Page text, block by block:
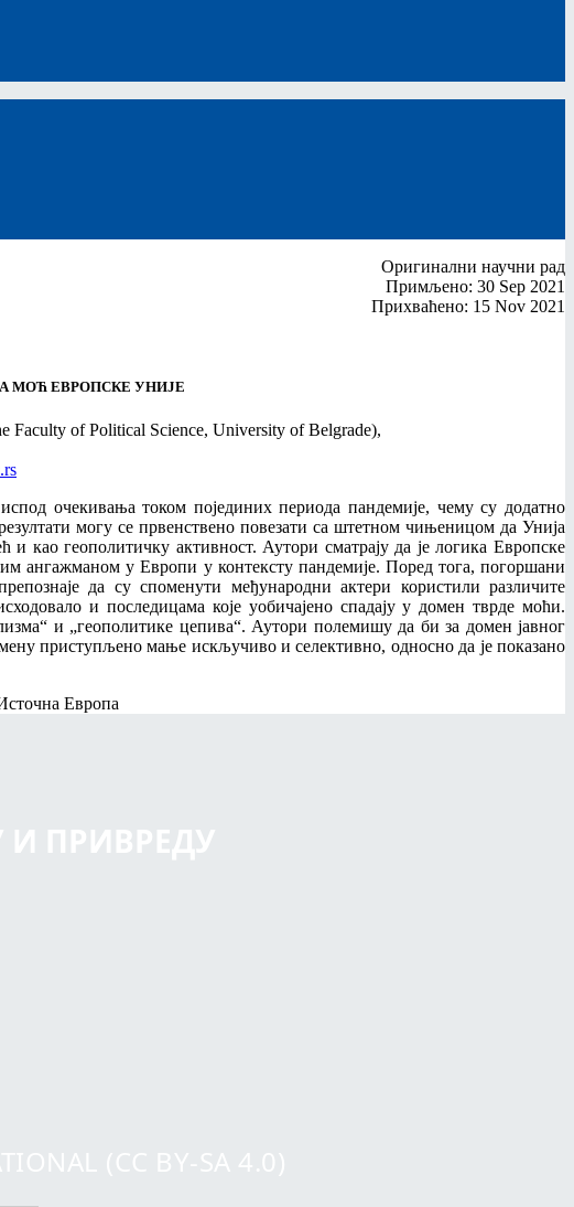
Оригинални научни рад
Примљено: 30 Sep 2021
Прихваћено: 15 Nov 2021
МОЋ ЕВРОПСКЕ УНИЈЕ
Faculty of Political Science, University of Belgrade),
очекивања током појединих периода пандемије, чему су додатно
могу се првенствено повезати са штетном чињеницом да Унија
као геополитичку активност. Аутори сматрају да је логика Европске
ангажманом у Европи у контексту пандемије. Поред тога, погоршани
да су споменути међународни актери користили различите
и последицама које уобичајено спадају у домен тврде моћи.
и „геополитике цепива“. Аутори полемишу да би за домен јавног
приступљено мање искључиво и селективно, односно да је показано
Европа